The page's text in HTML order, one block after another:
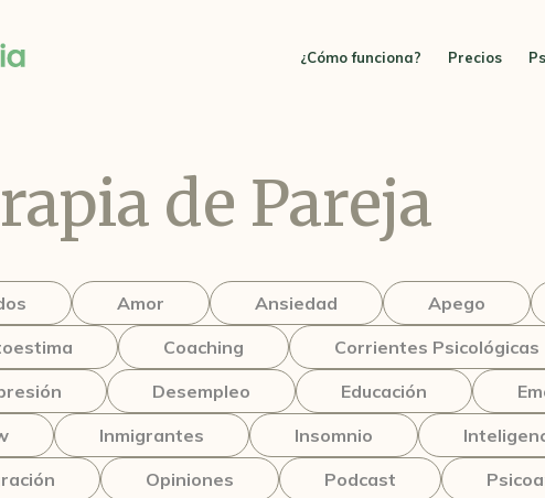
¿Cómo funciona? Precios
de Pareja
Amor Ansiedad Apego
Coaching Corrientes Psicológicas
Desempleo Educación
Inmigrantes Insomnio
Opiniones Podcast